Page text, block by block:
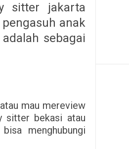
sitter jakarta
anak
sebagai
mau mereview
sitter bekasi atau
menghubungi